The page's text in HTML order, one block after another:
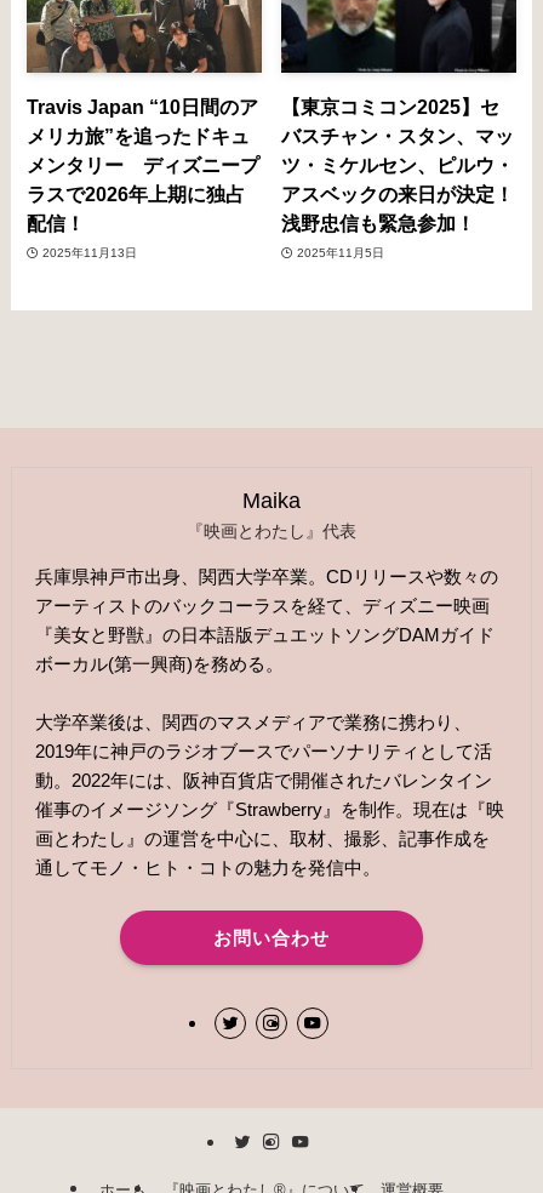
Travis Japan “10日間のア
メリカ旅”を追ったドキュ
メンタリー ディズニープ
ラスで2026年上期に独占
配信！
2025年11月13日
【東京コミコン2025】セ
バスチャン・スタン、マッ
ツ・ミケルセン、ピルウ・
アスベックの来日が決定！
浅野忠信も緊急参加！
2025年11月5日
Maika
『映画とわたし』代表
兵庫県神戸市出身、関西大学卒業。CDリリースや数々の
アーティストのバックコーラスを経て、ディズニー映画
『美女と野獣』の日本語版デュエットソングDAMガイド
ボーカル(第一興商)を務める。
大学卒業後は、関西のマスメディアで業務に携わり、
2019年に神戸のラジオブースでパーソナリティとして活
動。2022年には、阪神百貨店で開催されたバレンタイン
催事のイメージソング『Strawberry』を制作。現在は『映
画とわたし』の運営を中心に、取材、撮影、記事作成を
通してモノ・ヒト・コトの魅力を発信中。
お問い合わせ